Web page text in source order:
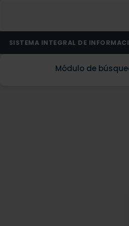
SISTEMA INTEGRAL DE
Módulo de